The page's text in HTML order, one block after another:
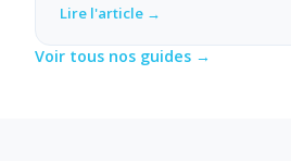
Lire l'article →
Voir tous nos guides →